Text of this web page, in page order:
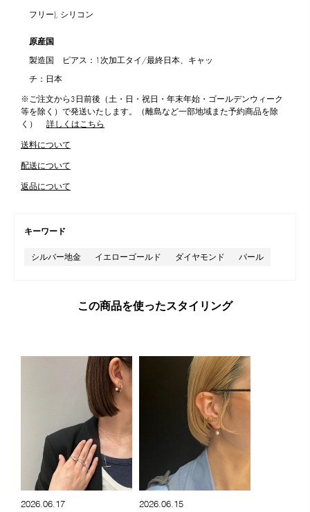
フリー), シリコン
原産国
製造国 ピアス：1次加工タイ/最終日本、キャッ
チ：日本
※ご注文から3日前後（土・日・祝日・年末年始・ゴールデンウィーク
等を除く）で発送いたします。（離島など一部地域また予約商品を除
く）
詳しくはこちら
送料について
配送について
返品について
キーワード
シルバー地金 イエローゴールド ダイヤモンド パール
この商品を使ったスタイリング
2026.06.17 2026.06.15